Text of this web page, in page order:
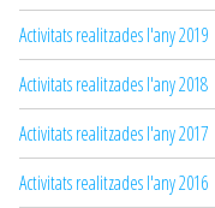
Activitats realitzades l'any 2019
Activitats realitzades l'any 2018
Activitats realitzades l'any 2017
Activitats realitzades l'any 2016